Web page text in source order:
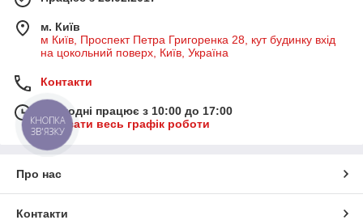
м. Київ
м Київ, Проспект Петра Григоренка 28, кут будинку вхід
на цокольний поверх, Київ, Україна
Контакти
Сьогодні працює з 10:00 до 17:00
Показати весь графік роботи
Про нас
Контакти
КНОПКА
ЗВ'ЯЗКУ